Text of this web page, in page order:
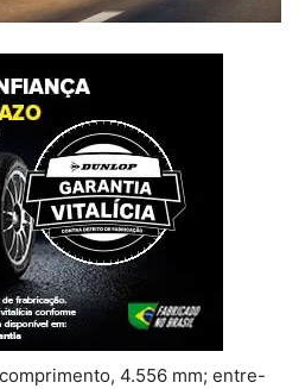
4.556 mm; entre-